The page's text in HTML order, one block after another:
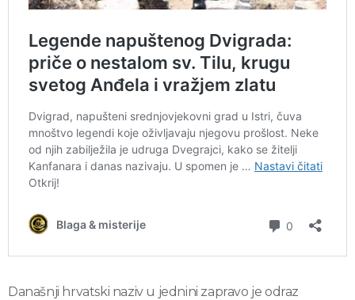
Današnji hrvatski naziv u jednini zapravo je odraz